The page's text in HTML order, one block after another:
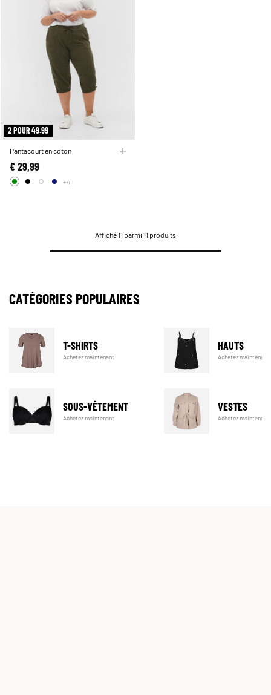
2 POUR 49.99
Pantacourt en coton
€ 29,99
+4
Affiché 11 parmi 11 produits
CATÉGORIES POPULAIRES
T-SHIRTS
Achetez maintenant
HAUTS
Achetez maintenant
SOUS-VÊTEMENT
Achetez maintenant
VESTES
Achetez maintenant